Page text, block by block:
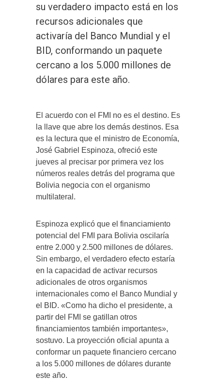
su verdadero impacto está en los
recursos adicionales que
activaría del Banco Mundial y el
BID, conformando un paquete
cercano a los 5.000 millones de
dólares para este año.
El acuerdo con el FMI no es el destino. Es
la llave que abre los demás destinos. Esa
es la lectura que el ministro de Economía,
José Gabriel Espinoza, ofreció este
jueves al precisar por primera vez los
números reales detrás del programa que
Bolivia negocia con el organismo
multilateral.
Espinoza explicó que el financiamiento
potencial del FMI para Bolivia oscilaría
entre 2.000 y 2.500 millones de dólares.
Sin embargo, el verdadero efecto estaría
en la capacidad de activar recursos
adicionales de otros organismos
internacionales como el Banco Mundial y
el BID. «Como ha dicho el presidente, a
partir del FMI se gatillan otros
financiamientos también importantes»,
sostuvo. La proyección oficial apunta a
conformar un paquete financiero cercano
a los 5.000 millones de dólares durante
este año.